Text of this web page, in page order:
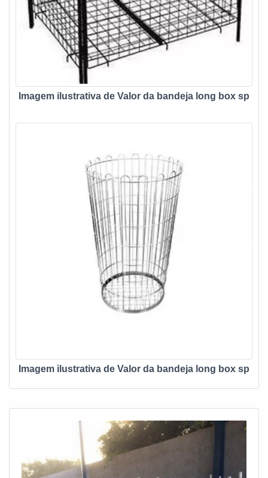
Imagem ilustrativa de Valor da bandeja long box sp
Imagem ilustrativa de Valor da bandeja long box sp